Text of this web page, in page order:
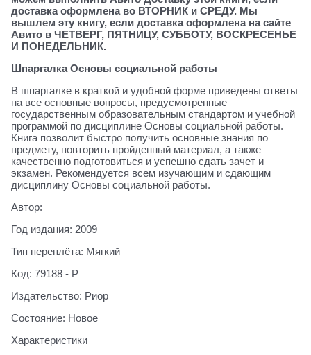
доставка оформлена во ВТОРНИК и СРЕДУ. Мы
вышлем эту книгу, если доставка оформлена на сайте
Авито в ЧЕТВЕРГ, ПЯТНИЦУ, СУББОТУ, ВОСКРЕСЕНЬЕ
И ПОНЕДЕЛЬНИК.
Шпаргалка Основы социальной работы
В шпаргалке в краткой и удобной форме приведены ответы
на все основные вопросы, предусмотренные
государственным образовательным стандартом и учебной
программой по дисциплине Основы социальной работы.
Книга позволит быстро получить основные знания по
предмету, повторить пройденный материал, а также
качественно подготовиться и успешно сдать зачет и
экзамен. Рекомендуется всем изучающим и сдающим
дисциплину Основы социальной работы.
Автор:
Год издания: 2009
Тип переплёта: Мягкий
Код: 79188 - Р
Издательство: Риор
Состояние: Новое
Характеристики